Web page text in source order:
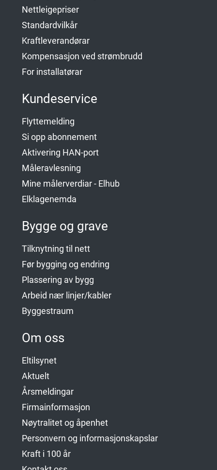
Nettleigepriser
Standardvilkår
Kraftleverandørar
Kompensasjon ved strømbrudd
For installatørar
Kundeservice
Flyttemelding
Si opp abonnement
Aktivering HAN-port
Måleravlesning
Mine målerverdiar - Elhub
Elklagenemda
Bygge og grave
Tilknytning til nett
Før bygging og endring
Plassering av bygg
Arbeid nær linjer/kabler
Byggestraum
Om oss
Eltilsynet
Aktuelt
Årsmeldingar
Firmainformasjon
Nøytralitet og åpenhet
Personvern og informasjonskapslar
Kraft i 100 år